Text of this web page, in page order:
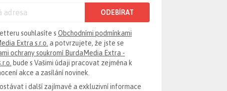
ODEBÍRAT
souhlasíte s Obchodními podmínkami
Extra s.r.o. a potvrzujete, že jste se
ochrany soukromí BurdaMedia Extra -
bude s Vašimi údaji pracovat zejména k
akce a zasílání novinek.
i další zajímavé a exkluzivní informace